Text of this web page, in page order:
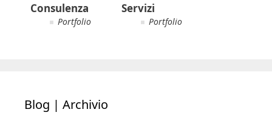
Consulenza
Portfolio
Servizi
Portfolio
Blog | Archivio